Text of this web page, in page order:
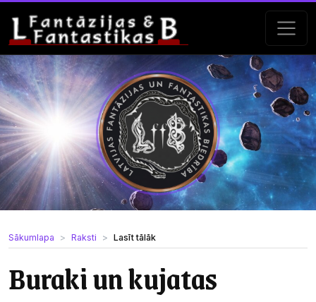
Sākumlapa Raksti Lasīt tālāk
Buraki un kujatas